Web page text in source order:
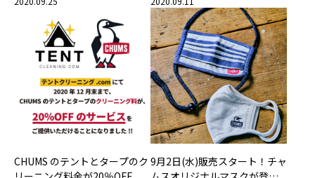
CHUMS のテントとタープのク 9月2日(水)販売スタート！チャ